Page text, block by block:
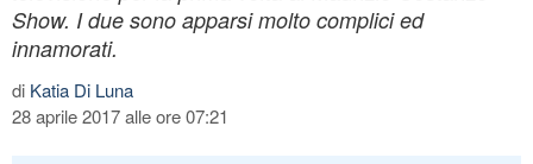
Show. I due sono apparsi molto complici ed
innamorati.
di Katia Di Luna
28 aprile 2017 alle ore 07:21